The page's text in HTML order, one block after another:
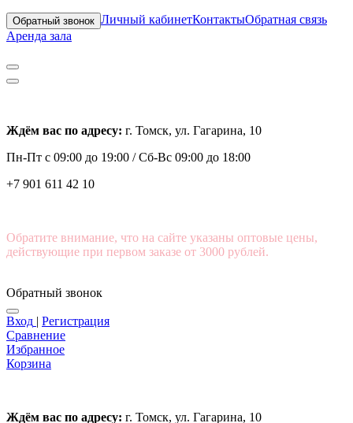
Обратный звонок Личный кабинетКонтактыОбратная связь
Аренда зала
Ждём вас по адресу: г. Томск, ул. Гагарина, 10
Пн-Пт с 09:00 до 19:00 /Сб-Вс 09:00 до 18:00
+7 901 611 42 10
Обратите внимание, что на сайте указаны оптовые цены,
действующие при первом заказе от 3000 рублей.
Обратный звонок
Вход | Регистрация
Сравнение
Избранное
Корзина
Ждём вас по адресу: г. Томск, ул. Гагарина, 10